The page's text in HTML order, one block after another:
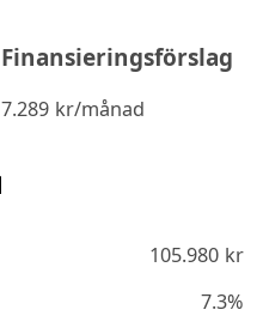
Finansieringsförslag
7.289 kr/månad
105.980kr
7.3%